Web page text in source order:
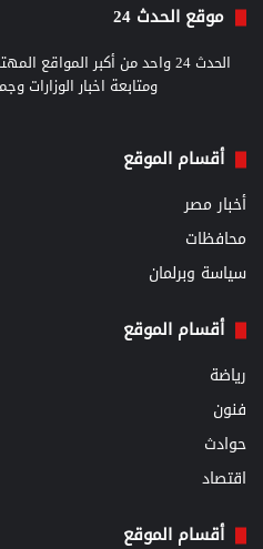
موقع الحدث 24
الحدث 24 واحد من أكبر المواقع
ومتابعة اخبار الوزارات
أقسام الموقع
أخبار مصر
محافظات
سياسة وبرلمان
أقسام الموقع
رياضة
فنون
حوادث
اقتصاد
أقسام الموقع